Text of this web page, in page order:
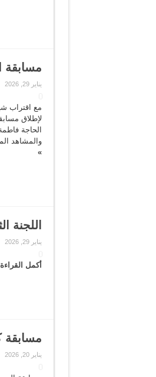
مسابقة
يناير 29, 2026
مع اقتراب
لإطلاق
الحاجة
والمشاهد
»
اللجنة
يناير 29, 2026
أكمل
مسابقة
يناير 20, 2026